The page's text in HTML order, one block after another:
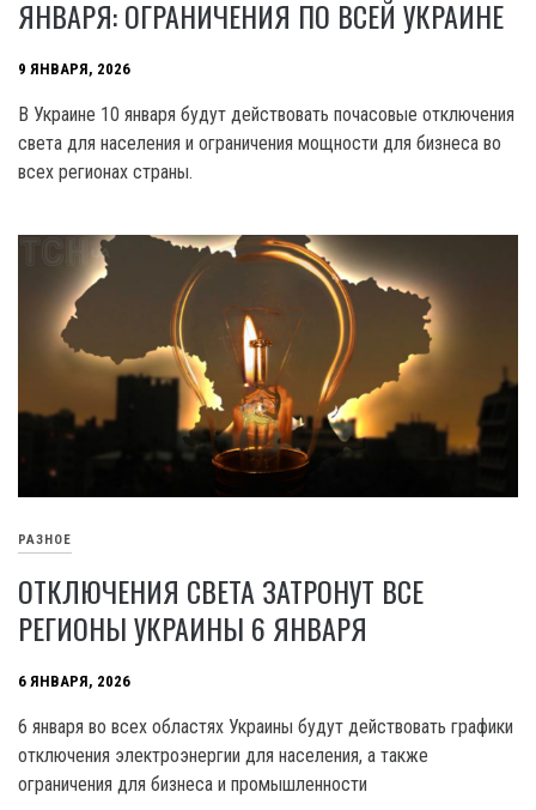
ЯНВАРЯ: ОГРАНИЧЕНИЯ ПО ВСЕЙ УКРАИНЕ
9 ЯНВАРЯ, 2026
В Украине 10 января будут действовать почасовые отключения
света для населения и ограничения мощности для бизнеса во
всех регионах страны.
РАЗНОЕ
ОТКЛЮЧЕНИЯ СВЕТА ЗАТРОНУТ ВСЕ
РЕГИОНЫ УКРАИНЫ 6 ЯНВАРЯ
6 ЯНВАРЯ, 2026
6 января во всех областях Украины будут действовать графики
отключения электроэнергии для населения, а также
ограничения для бизнеса и промышленности